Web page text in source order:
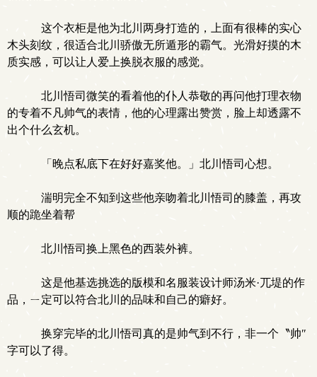
这个衣柜是他为北川两身打造的，上面有很棒的实心
木头刻纹，很适合北川骄傲无所遁形的霸气。光滑好摸的木
质实感，可以让人爱上换脱衣服的感觉。
北川悟司微笑的看着他的仆人恭敬的再问他打理衣物
的专着不凡帅气的表情，他的心理露出赞赏，脸上却透露不
出个什么玄机。
「晚点私底下在好好嘉奖他。」北川悟司心想。
湍明完全不知到这些他亲吻着北川悟司的膝盖，再攻
顺的跪坐着帮
北川悟司换上黑色的西装外裤。
这是他基选挑选的版模和名服装设计师汤米·兀堤的作
品，ㄧ定可以符合北川的品味和自己的癖好。
换穿完毕的北川悟司真的是帅气到不行，非一个〝帅″
字可以了得。